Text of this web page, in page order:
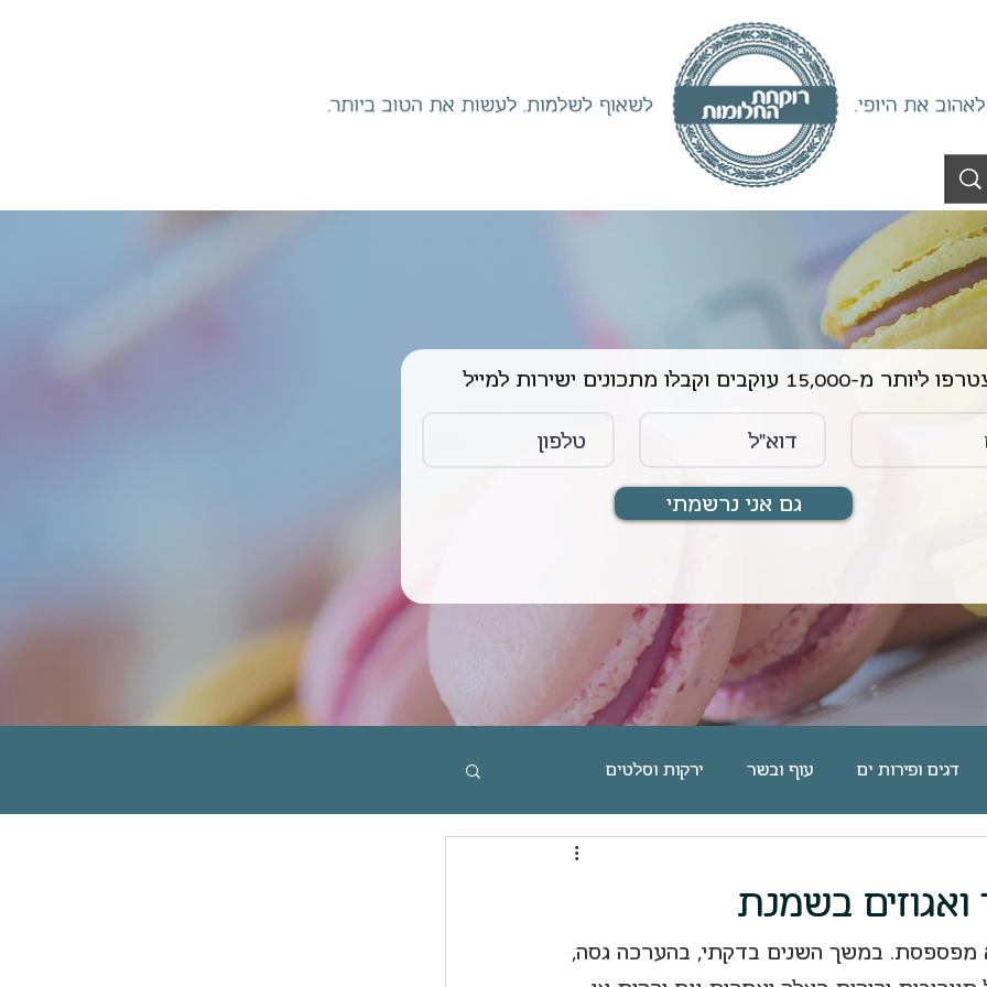
מ-15,000 עוקבים וקבלו מתכונים ישירות למייל
גם אני נרשמתי
דגים ופירות ים עוף ובשר ירקות וסלטים
מארחת ומתארחת מתנות לחיים בלוג אוכל
ואגוזים בשמנת
מפספסת. במשך השנים בדקתי, בהערכה גסה,